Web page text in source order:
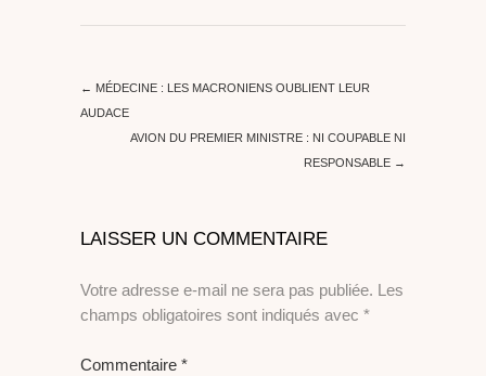
← MÉDECINE : LES MACRONIENS OUBLIENT LEUR
AUDACE
AVION DU PREMIER MINISTRE : NI COUPABLE NI
RESPONSABLE →
LAISSER UN COMMENTAIRE
Votre adresse e-mail ne sera pas publiée. Les
champs obligatoires sont indiqués avec *
Commentaire *